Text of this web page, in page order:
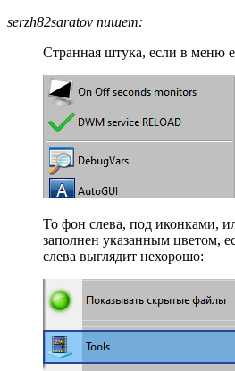
serzh82saratov пишет:
Странная штука, если в меню
То фон слева, под иконками,
заполнен указанным цветом,
слева выглядит нехорошо: